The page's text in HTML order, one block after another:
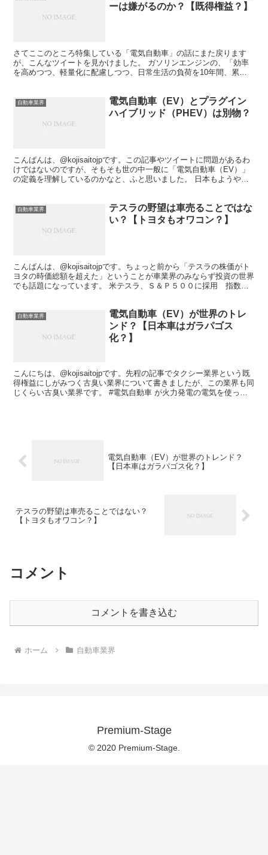
ーは嫌がるのか？【既得権益？】
さてここのところ特集している「電気自動車」の話にまた戻ります
が、こんなツイートを見かけました。 ガソリンエンジンの、「効率
を高めつつ、軽量化に配慮しつつ、日常生活の負荷を10年間、累計
自動車業界
電気自動車（EV）とプラグイン
ハイブリッド（PHEV）は別物？
こんばんは、@kojisaitojpです。この記事やツイートに問題があるわ
けではないのですが、そもそも世の中一般に「電気自動車（EV）」
の定義を理解しているのかなと、ふと思いました。 日本もようやく
自動車業界
テスラの野望は車売ることではな
い？【トヨタもオワコン？】
こんばんは、@kojisaitojpです。ちょっと前から「テスラの株価がト
ヨタの時価総額を超えた」ということが車業界のみならず投資の世界
でも話題になっています。 米テスラ、Ｓ＆Ｐ５００に採用 指数連
自動車業界
電気自動車（EV）が世界のトレ
ンド？【日本車はガラパゴス
化？】
こんにちは、@kojisaitojpです。先程の記事でタクシー業界という既
得権益にしがみつく古臭い業界について書きましたが、この業界も同
じくらい古臭い業界です。 #電気自動車 が火力発電の電気を使って
電気自動車（EV）が世界のトレンド？
【日本車はガラパゴス化？】
テスラの野望は車売ることではない？
【トヨタもオワコン？】
コメント
コメントを書き込む
ホーム 自動車業界
Premium-Stage
© 2020 Premium-Stage.